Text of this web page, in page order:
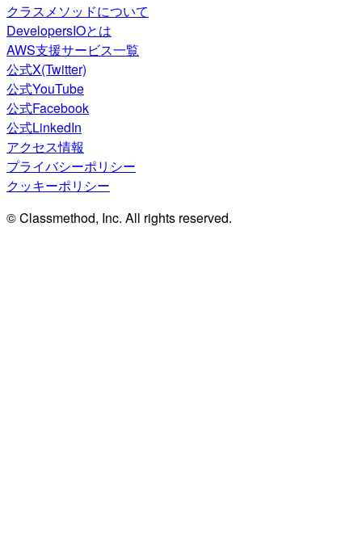
クラスメソッドについて
DevelopersIOとは
AWS支援サービス一覧
公式X(Twitter)
公式YouTube
公式Facebook
公式LinkedIn
アクセス情報
プライバシーポリシー
クッキーポリシー
© Classmethod, Inc. All rights reserved.